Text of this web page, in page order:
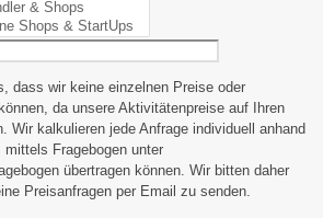
dass wir keine einzelnen Preise oder
da unsere Aktivitätenpreise auf Ihren
Wir kalkulieren jede Anfrage individuell anhand
Fragebogen unter
übertragen können. Wir bitten daher
Preisanfragen per Email zu senden.